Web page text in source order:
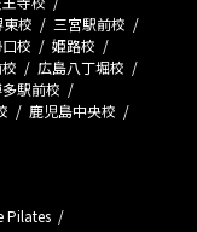
校
三宮駅前校
校
姫路校
広島八丁堀校
駅前校
鹿児島中央校
Pilates